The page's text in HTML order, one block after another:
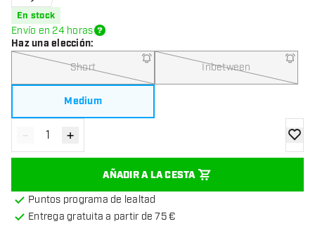
En stock
Envío en 24 horas
Haz una elección:
Short Inbetween
Medium
Disminuir cantidad
- Aumentar cantidad
+
AÑADIR A LA CESTA
Puntos programa de lealtad
Entrega gratuita a partir de 75 €